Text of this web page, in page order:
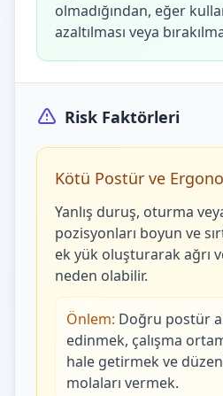
olmadığından, eğer
azaltılması veya
Risk Faktörleri
Kötü Postür ve
Yanlış duruş, oturma
pozisyonları boyun ve
ek yük oluşturarak ağrı
neden olabilir.
Önlem: Doğru postür
edinmek, çalışma
hale getirmek ve
molaları vermek.